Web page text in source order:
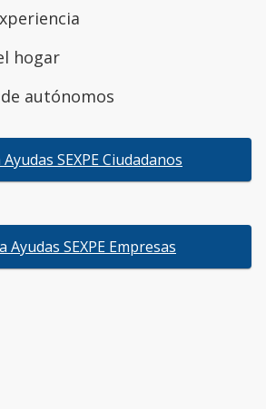
hogar
autónomos
Ayudas SEXPE Ciudadanos
Ayudas SEXPE Empresas